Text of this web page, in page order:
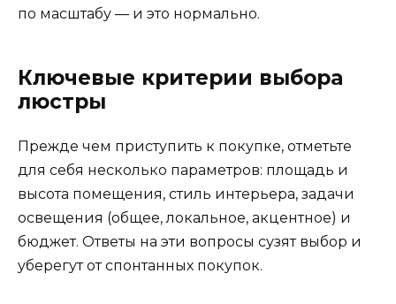
по масштабу — и это нормально.
Ключевые критерии выбора
люстры
Прежде чем приступить к покупке, отметьте
для себя несколько параметров: площадь и
высота помещения, стиль интерьера, задачи
освещения (общее, локальное, акцентное) и
бюджет. Ответы на эти вопросы сузят выбор и
уберегут от спонтанных покупок.